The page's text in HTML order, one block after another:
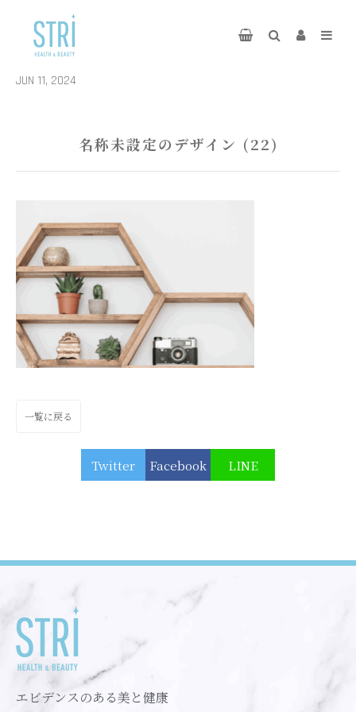
JUN 11, 2024
名称未設定のデザイン (22)
一覧に戻る
Twitter Facebook LINE
エビデンスのある美と健康